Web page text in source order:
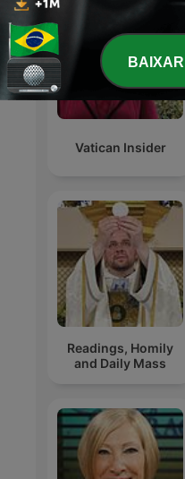
Vatican Insider
Readings, Homily
and Daily Mass